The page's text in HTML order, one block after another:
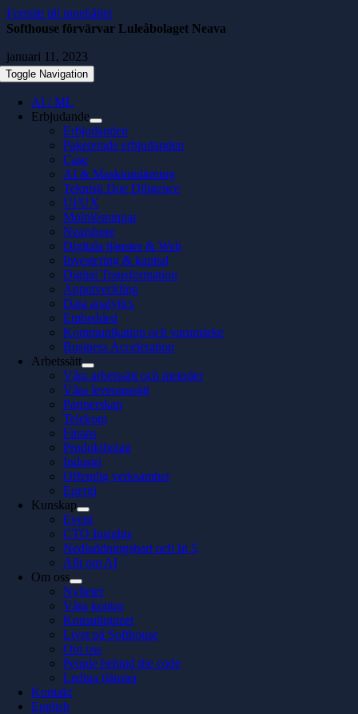
Fortsätt till innehållet
Toggle Navigation
AI / ML
Erbjudande
Erbjudanden
Paketerade erbjudanden
Case
AI & Maskininlärning
Teknisk Due Diligence
UI/UX
Molnlösningar
Nearshore
Digitala tjänster & Web
Investering & kapital
Digital Transformation
Apputveckling
Data analytics
Embedded
Kommunikation och varumärke
Business Acceleration
Arbetssätt
Våra arbetssätt och metoder
Våra leveranssätt
Partnerskap
Telekom
Finans
Produktbolag
Industri
Offentlig verksamhet
Energi
Kunskap
Event
CTO Insights
Nedladdningsbart och In 5
Allt om AI
Om oss
Nyheter
Våra kontor
Konsultquizet
Livet på Softhouse
Om oss
People behind the code
Lediga tjänster
Kontakt
English
Softhouse förvärvar Luleåbolaget Neava
januari 11, 2023